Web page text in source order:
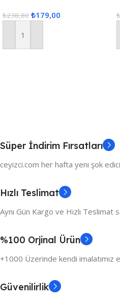
₺238,80 ₺179,00
Sepete Ekle
₺
Süper İndirim Fırsatları
ceyizci.com her hafta yeni şok
Hızlı Teslimat
Aynı Gün Kargo ve Hızlı Teslimat
%100 Orjinal Ürün
+1000 Üzerinde kendi imalatımız
Güvenilirlik